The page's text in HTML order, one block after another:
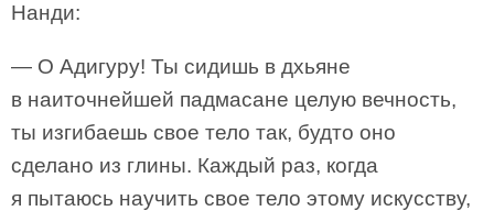
Нанди:
— О Адигуру! Ты сидишь в дхьяне
в наиточнейшей падмасане целую вечность,
ты изгибаешь свое тело так, будто оно
сделано из глины. Каждый раз, когда
я пытаюсь научить свое тело этому искусству,